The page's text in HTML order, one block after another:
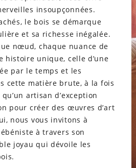
insoupçonnées.
le bois se démarque
et sa richesse inégalée.
nœud, chaque nuance de
histoire unique, celle d’une
par le temps et les
cette matière brute, à la fois
artisan d’exception
pour créer des œuvres d’art
nous vous invitons à
à travers son
joyau qui dévoile les